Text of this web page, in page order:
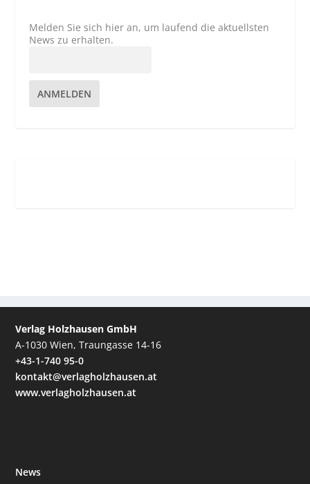
Melden Sie sich hier an, um laufend die aktuellsten
News zu erhalten.
ANMELDEN
Verlag Holzhausen GmbH
A-1030 Wien, Traungasse 14-16
+43-1-740 95-0
kontakt@verlagholzhausen.at
www.verlagholzhausen.at
News